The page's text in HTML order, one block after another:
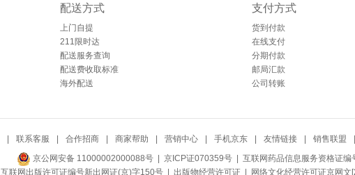
配送方式
上门自提
211限时达
配送服务查询
配送费收取标准
海外配送
支付方式
货到付款
在线支付
分期付款
邮局汇款
公司转账
联系客服 合作招商 商家帮助 营销中心 手机京东 友情链接 销售联盟
京公网安备 11000002000088号 | 京ICP证070359号 | 互联网药品信息服务资格证
互联网出版许可证编号新出网证(京)字150号 | 出版物经营许可证| 网络文化经营许可证京网